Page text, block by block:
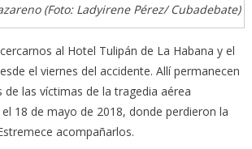
(Foto: Ladyirene Pérez/ Cubadebate)
al Hotel Tulipán de La Habana y el
el viernes del accidente. Allí permanecen
las víctimas de la tragedia aérea
18 de mayo de 2018, donde perdieron la
acompañarlos.